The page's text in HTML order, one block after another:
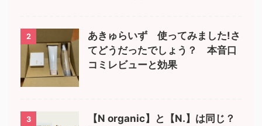
2
あきゅらいず 使ってみました!さ
てどうだったでしょう？ 本音口
コミレビューと効果
3
【N organic】と【N.】は同じ？